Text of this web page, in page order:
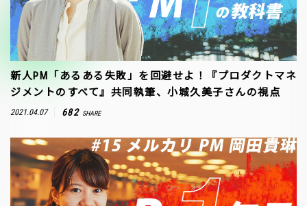
新人PM「あるある失敗」を回避せよ！『プロダクトマネ
ジメントのすべて』共同執筆、小城久美子さんの視点
2021.04.07 682 SHARE